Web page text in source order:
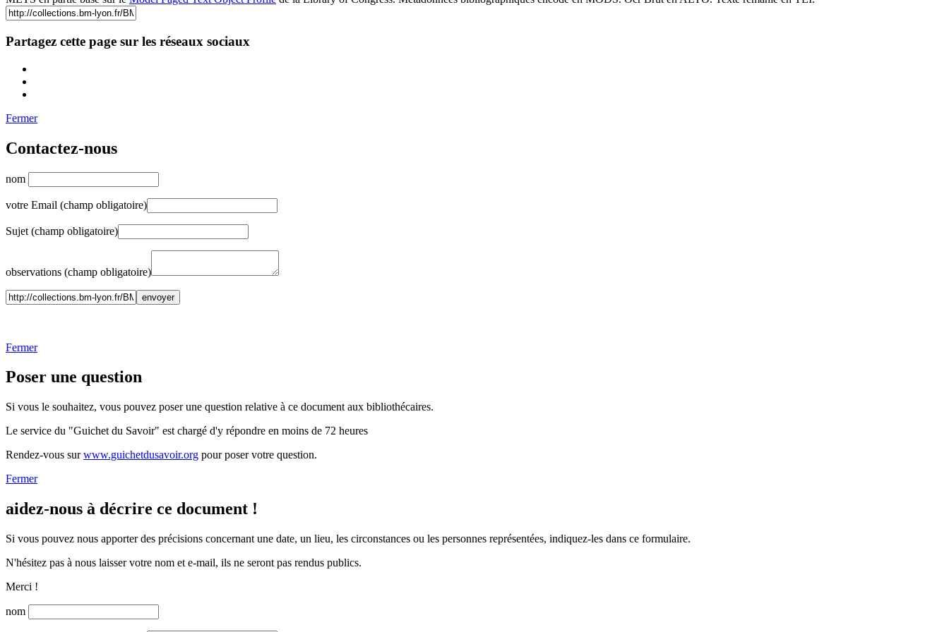
Partagez cette page sur les réseaux sociaux
Fermer
Contactez-nous
nom
votre Email (champ obligatoire)
Sujet (champ obligatoire)
observations (champ obligatoire)
Fermer
Poser une question
Si vous le souhaitez, vous pouvez poser une question relative à ce document aux bibliothécaires.
Le service du "Guichet du Savoir" est chargé d'y répondre en moins de 72 heures
Rendez-vous surwww.guichetdusavoir.org pour poser votre question.
Fermer
aidez-nous à décrire ce document !
Si vous pouvez nous apporter des précisions concernant une date, un lieu, les circonstances ou les personnes représentées, indiquez-les dans ce formulaire.
N'hésitez pas à nous laisser votre nom et e-mail, ils ne seront pas rendus publics.
Merci !
nom